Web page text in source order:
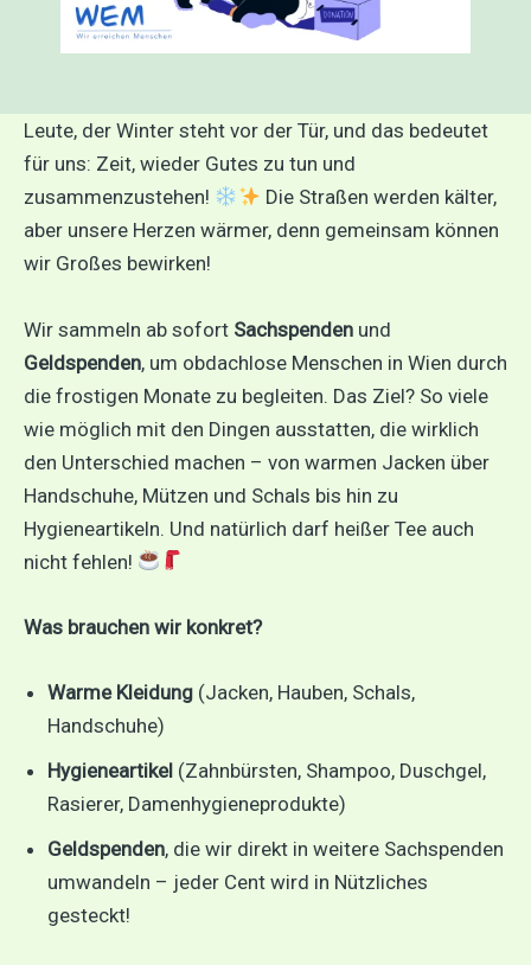
Leute, der Winter steht vor der Tür, und das bedeutet
für uns: Zeit, wieder Gutes zu tun und
zusammenzustehen!
Die Straßen werden kälter,
aber unsere Herzen wärmer, denn gemeinsam können
wir Großes bewirken!
Wir sammeln ab sofort Sachspenden und
Geldspenden, um obdachlose Menschen in Wien durch
die frostigen Monate zu begleiten. Das Ziel? So viele
wie möglich mit den Dingen ausstatten, die wirklich
den Unterschied machen – von warmen Jacken über
Handschuhe, Mützen und Schals bis hin zu
Hygieneartikeln. Und natürlich darf heißer Tee auch
nicht fehlen!
Was brauchen wir konkret?
Warme Kleidung (Jacken, Hauben, Schals,
Handschuhe)
Hygieneartikel (Zahnbürsten, Shampoo, Duschgel,
Rasierer, Damenhygieneprodukte)
Geldspenden, die wir direkt in weitere Sachspenden
umwandeln – jeder Cent wird in Nützliches
gesteckt!